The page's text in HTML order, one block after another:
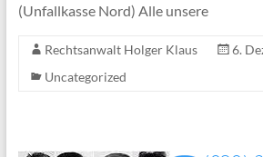
(Unfallkasse Nord) Alle unsere
Rechtsanwalt Holger Klaus
6.
Uncategorized